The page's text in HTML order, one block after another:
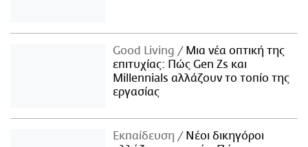
Good Living
Μια νέα οπτική της
επιτυχίας: Πώς Gen Zs και
Millennials αλλάζουν το τοπίο της
εργασίας
Εκπαίδευση
Νέοι δικηγόροι